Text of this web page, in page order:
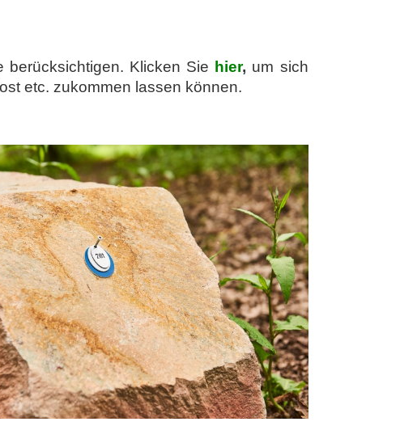
berücksichtigen. Klicken Sie hier, um sich
etc. zukommen lassen können.